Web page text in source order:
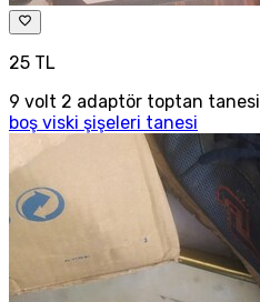
25 TL
9 volt 2 adaptör toptan tanesi
boş viski şişeleri tanesi